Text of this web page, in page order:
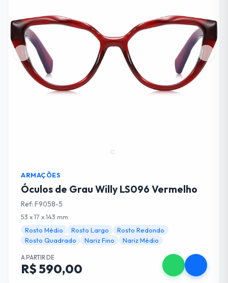
ARMAÇÕES
Óculos de Grau Willy LS096 Vermelho
Ref: F9058-5
53 x 17 x 143 mm
Rosto Médio
Rosto Largo
Rosto Redondo
Rosto Quadrado
Nariz Fino Nariz Médio
A PARTIR DE
R$ 590,00